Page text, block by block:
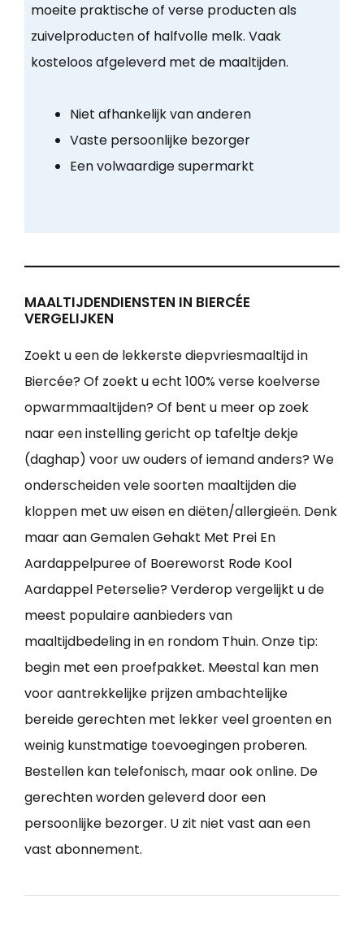
moeite praktische of verse producten als
zuivelproducten of halfvolle melk. Vaak
kosteloos afgeleverd met de maaltijden.
Niet afhankelijk van anderen
Vaste persoonlijke bezorger
Een volwaardige supermarkt
MAALTIJDENDIENSTEN IN BIERCÉE
VERGELIJKEN
Zoekt u een de lekkerste diepvriesmaaltijd in
Biercée? Of zoekt u echt 100% verse koelverse
opwarmmaaltijden? Of bent u meer op zoek
naar een instelling gericht op tafeltje dekje
(daghap) voor uw ouders of iemand anders? We
onderscheiden vele soorten maaltijden die
kloppen met uw eisen en diëten/allergieën. Denk
maar aan Gemalen Gehakt Met Prei En
Aardappelpuree of Boereworst Rode Kool
Aardappel Peterselie? Verderop vergelijkt u de
meest populaire aanbieders van
maaltijdbedeling in en rondom Thuin. Onze tip:
begin met een proefpakket. Meestal kan men
voor aantrekkelijke prijzen ambachtelijke
bereide gerechten met lekker veel groenten en
weinig kunstmatige toevoegingen proberen.
Bestellen kan telefonisch, maar ook online. De
gerechten worden geleverd door een
persoonlijke bezorger. U zit niet vast aan een
vast abonnement.